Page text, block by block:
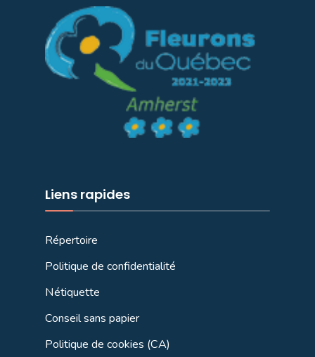
Liens rapides
Répertoire
Politique de confidentialité
Nétiquette
Conseil sans papier
Politique de cookies (CA)